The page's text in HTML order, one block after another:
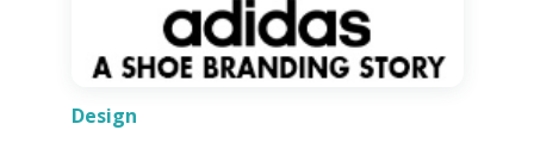
Design